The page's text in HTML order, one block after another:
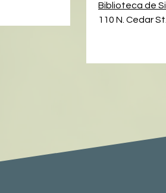
Biblioteca de
110 N. Cedar St.